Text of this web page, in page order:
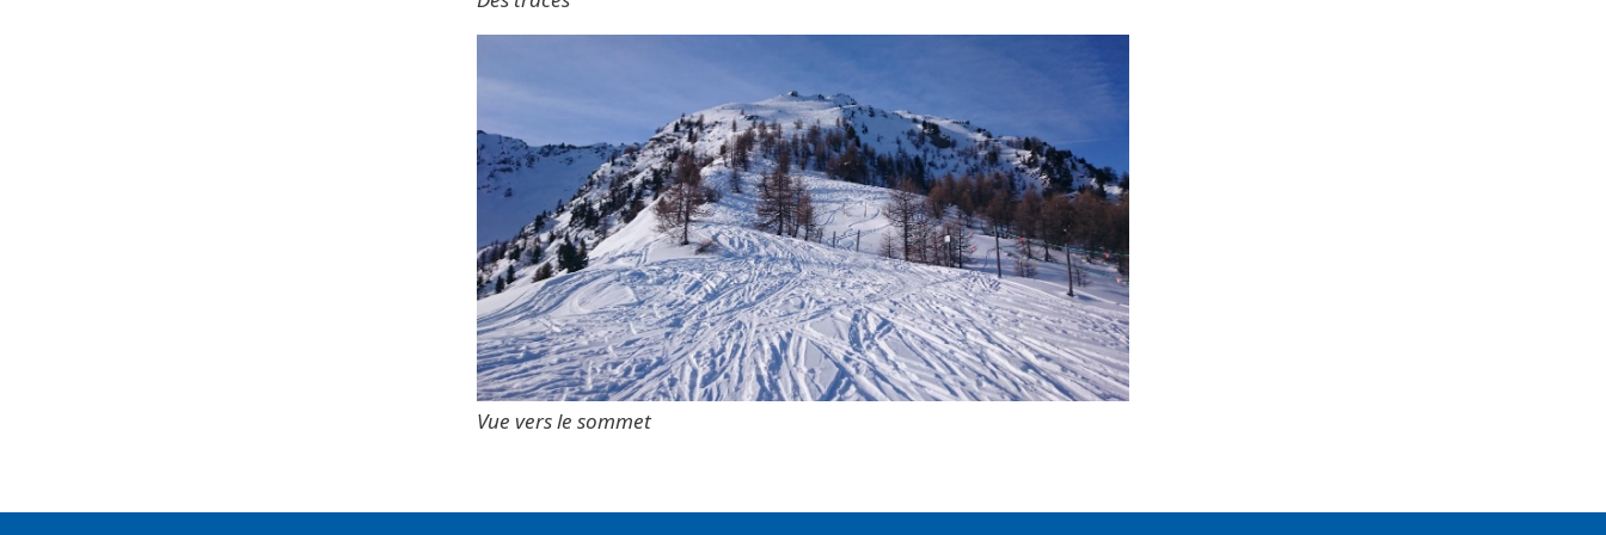
Vue vers le sommet